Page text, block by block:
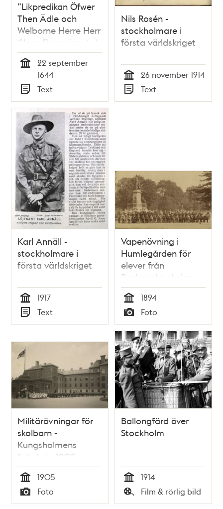
”Likpredikan Öfwer
Then Ädle och
Welborne Herre Herr
Claes Flemming /…/
Öfwerståthållare på
Stockholms Slott”
22 september
1644
Typ
Text
Nils Rosén -
stockholmare i
första världskriget
Tid
26 november 1914
Typ
Text
Karl Annäll -
stockholmare i
första världskriget
Tid
1917
Typ
Text
Vapenövning i
Humlegården för
elever från
Beskowska skolan -
1894.
Tid
1894
Typ
Foto
Militärövningar för
skolbarn -
Kungsholmens
folkskola 1905
Tid
1905
Typ
Foto
Ballongfärd över
Stockholm
Tid
1914
Typ
Film & rörlig bild